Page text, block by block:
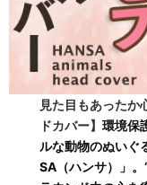
見た目もあったか
ドカバー】環境保
ルな動物のぬいぐ
SA（ハンサ）」。